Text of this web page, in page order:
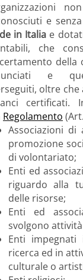
e
in Italia e
che
della
e
oltre
certificati.
Regolamento
Associazioni di
promozione
di volontariato;
Enti ed
riguardo alla
delle risorse;
Enti ed
svolgono
Enti
ricerca ed in
culturale o